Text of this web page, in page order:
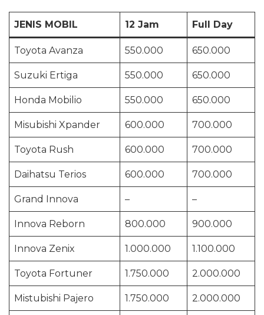
JENIS MOBIL 12 Jam Full Day
Toyota Avanza 550.000 650.000
Suzuki Ertiga 550.000 650.000
Honda Mobilio 550.000 650.000
Misubishi Xpander 600.000 700.000
Toyota Rush 600.000 700.000
Daihatsu Terios 600.000 700.000
Grand Innova – –
Innova Reborn 800.000 900.000
Innova Zenix 1.000.000 1.100.000
Toyota Fortuner 1.750.000 2.000.000
Mistubishi Pajero 1.750.000 2.000.000